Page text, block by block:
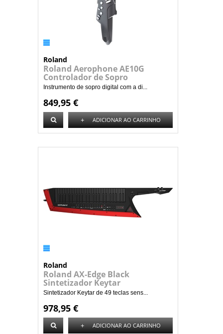
Roland
Roland Aerophone AE10G
Controlador de Sopro
Instrumento de sopro digital com a di...
849,95 €
+ ADICIONAR AO CARRINHO
Roland
Roland AX-Edge Black
Sintetizador Keytar
Sintetizador Keytar de 49 teclas sens...
978,95 €
+ ADICIONAR AO CARRINHO